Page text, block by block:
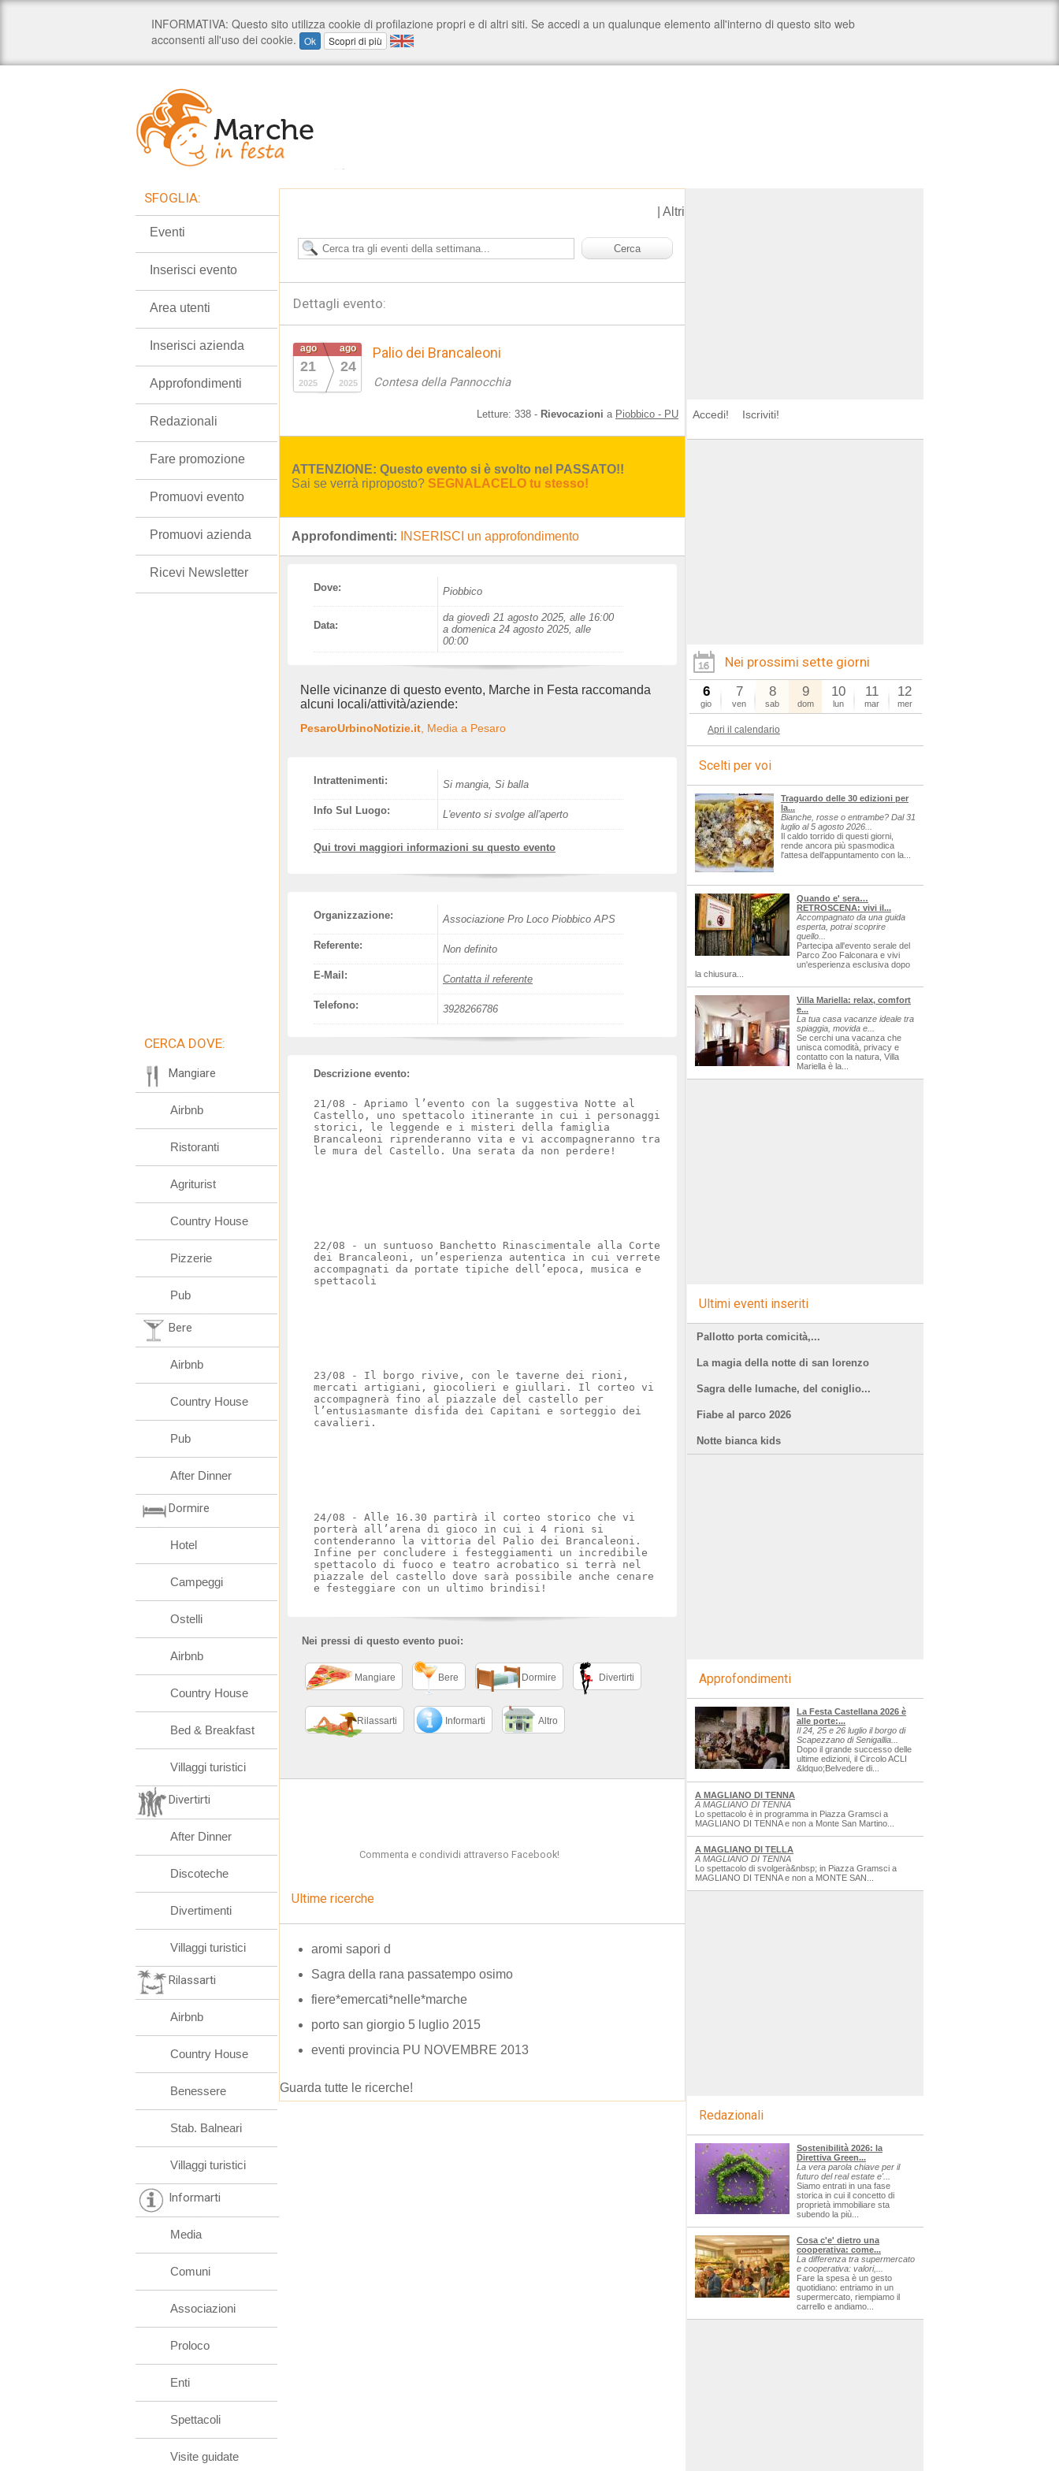
Altri
Dettagli evento:
ago
21
2025
ago
24
2025
Palio dei Brancaleoni
Contesa della Pannocchia
Letture: 338 - Rievocazioni a Piobbico - PU
ATTENZIONE: Questo evento si è svolto nel PASSATO!!
Sai se verrà riproposto? SEGNALACELO tu stesso!
Approfondimenti: INSERISCI un approfondimento
Dove: Piobbico
Data:
da giovedì 21 agosto 2025, alle 16:00
a domenica 24 agosto 2025, alle
00:00
Nelle vicinanze di questo evento, Marche in Festa raccomanda
alcuni locali/attività/aziende:
PesaroUrbinoNotizie.it , Media a Pesaro
Intrattenimenti: Si mangia, Si balla
Info Sul Luogo: L'evento si svolge all'aperto
Qui trovi maggiori informazioni su questo evento
Organizzazione: Associazione Pro Loco Piobbico APS
Referente: Non definito
E-Mail: Contatta il referente
Telefono: 3928266786
Descrizione evento:
21/08 - Apriamo l’evento con la suggestiva Notte al
Castello, uno spettacolo itinerante in cui i personaggi
storici, le leggende e i misteri della famiglia
Brancaleoni riprenderanno vita e vi accompagneranno tra
le mura del Castello. Una serata da non perdere!
22/08 - un suntuoso Banchetto Rinascimentale alla Corte
dei Brancaleoni, un’esperienza autentica in cui verrete
accompagnati da portate tipiche dell’epoca, musica e
spettacoli
23/08 - Il borgo rivive, con le taverne dei rioni,
mercati artigiani, giocolieri e giullari. Il corteo vi
accompagnerà fino al piazzale del castello per
l’entusiasmante disfida dei Capitani e sorteggio dei
cavalieri.
24/08 - Alle 16.30 partirà il corteo storico che vi
porterà all’arena di gioco in cui i 4 rioni si
contenderanno la vittoria del Palio dei Brancaleoni.
Infine per concludere i festeggiamenti un incredibile
spettacolo di fuoco e teatro acrobatico si terrà nel
piazzale del castello dove sarà possibile anche cenare
e festeggiare con un ultimo brindisi!
Nei pressi di questo evento puoi:
Mangiare Bere Dormire Divertirti
Rilassarti Informarti Altro
Commenta e condividi attraverso Facebook!
Ultime ricerche
aromi sapori d
Sagra della rana passatempo osimo
fiere*emercati*nelle*marche
porto san giorgio 5 luglio 2015
eventi provincia PU NOVEMBRE 2013
Guarda tutte le ricerche!
SFOGLIA:
Eventi
Inserisci evento
Area utenti
Inserisci azienda
Approfondimenti
Redazionali
Fare promozione
Promuovi evento
Promuovi azienda
Ricevi Newsletter
CERCA DOVE:
Mangiare
Airbnb
Ristoranti
Agriturist
Country House
Pizzerie
Pub
Bere
Airbnb
Country House
Pub
After Dinner
Dormire
Hotel
Campeggi
Ostelli
Airbnb
Country House
Bed & Breakfast
Villaggi turistici
Divertirti
After Dinner
Discoteche
Divertimenti
Villaggi turistici
Rilassarti
Airbnb
Country House
Benessere
Stab. Balneari
Villaggi turistici
Informarti
Media
Comuni
Associazioni
Proloco
Enti
Spettacoli
Visite guidate
Accedi! Iscriviti!
Nei prossimi sette giorni
6
gio
7
ven
8
sab
9
dom
10
lun
11
mar
12
mer
Apri il calendario
Scelti per voi
Traguardo delle 30 edizioni per
la...
Bianche, rosse o entrambe? Dal 31
luglio al 5 agosto 2026...
Il caldo torrido di questi giorni,
rende ancora più spasmodica
l'attesa dell'appuntamento con la...
Quando e' sera…
RETROSCENA: vivi il...
Accompagnato da una guida
esperta, potrai scoprire
quello...
Partecipa all'evento serale del
Parco Zoo Falconara e vivi
un'esperienza esclusiva dopo
la chiusura...
Villa Mariella: relax, comfort
e...
La tua casa vacanze ideale tra
spiaggia, movida e...
Se cerchi una vacanza che
unisca comodità, privacy e
contatto con la natura, Villa
Mariella è la...
Ultimi eventi inseriti
Pallotto porta comicità,...
La magia della notte di san lorenzo
Sagra delle lumache, del coniglio...
Fiabe al parco 2026
Notte bianca kids
Approfondimenti
La Festa Castellana 2026 è
alle porte:...
Il 24, 25 e 26 luglio il borgo di
Scapezzano di Senigallia...
Dopo il grande successo delle
ultime edizioni, il Circolo ACLI
&ldquo;Belvedere di...
A MAGLIANO DI TENNA
A MAGLIANO DI TENNA
Lo spettacolo è in programma in Piazza Gramsci a
MAGLIANO DI TENNA e non a Monte San Martino...
A MAGLIANO DI TELLA
A MAGLIANO DI TENNA
Lo spettacolo di svolgerà&nbsp; in Piazza Gramsci a
MAGLIANO DI TENNA e non a MONTE SAN...
Redazionali
Sostenibilità 2026: la
Direttiva Green...
La vera parola chiave per il
futuro del real estate e'...
Siamo entrati in una fase
storica in cui il concetto di
proprietà immobiliare sta
subendo la più...
Cosa c'e' dietro una
cooperativa: come...
La differenza tra supermercato
e cooperativa: valori,...
Fare la spesa è un gesto
quotidiano: entriamo in un
supermercato, riempiamo il
carrello e andiamo...